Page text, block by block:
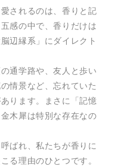
されるのは、香りと記
感の中で、香りだけは
辺縁系」にダイレクト
通学路や、友人と歩い
情景など、忘れていた
ります。まさに「記憶
木犀は特別な存在なの
ばれ、私たちが香りに
る理由のひとつです。